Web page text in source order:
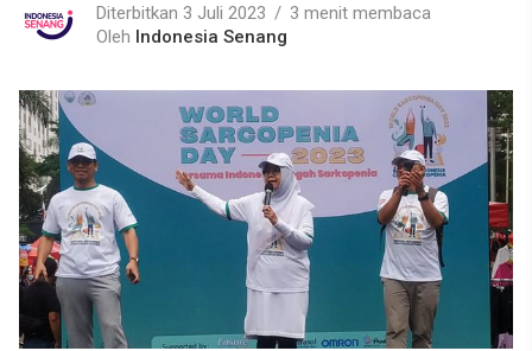
Diterbitkan 3 Juli 2023
3 menit membaca
Oleh Indonesia Senang